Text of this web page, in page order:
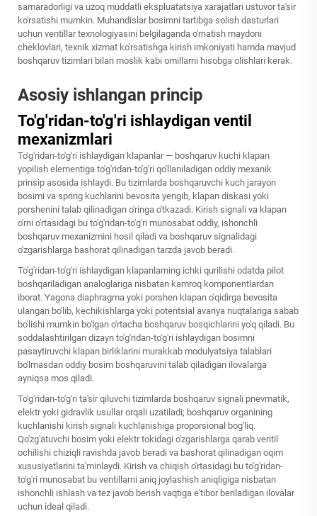
samaradorligi va uzoq muddatli ekspluatatsiya xarajatlari ustuvor ta'sir
ko'rsatishi mumkin. Muhandislar bosimni tartibga solish dasturlari
uchun ventillar texnologiyasini belgilaganda o'rnatish maydoni
cheklovlari, texnik xizmat ko'rsatishga kirish imkoniyati hamda mavjud
boshqaruv tizimlari bilan moslik kabi omillarni hisobga olishlari kerak.
Asosiy ishlangan princip
To'g'ridan-to'g'ri ishlaydigan ventil
mexanizmlari
To'g'ridan-to'g'ri ishlaydigan klapanlar — boshqaruv kuchi klapan
yopilish elementiga to'g'ridan-to'g'ri qo'llaniladigan oddiy mexanik
prinsip asosida ishlaydi. Bu tizimlarda boshqaruvchi kuch jarayon
bosimi va spring kuchlarini bevosita yengib, klapan diskasi yoki
porshenini talab qilinadigan o'ringa o'tkazadi. Kirish signali va klapan
o'rni o'rtasidagi bu to'g'ridan-to'g'ri munosabat oddiy, ishonchli
boshqaruv mexanizmini hosil qiladi va boshqaruv signalidagi
o'zgarishlarga bashorat qilinadigan tarzda javob beradi.
To'g'ridan-to'g'ri ishlaydigan klapanlarning ichki qurilishi odatda pilot
boshqariladigan analoglariga nisbatan kamroq komponentlardan
iborat. Yagona diaphragma yoki porshen klapan o'qidirga bevosita
ulangan bo'lib, kechikishlarga yoki potentsial avariya nuqtalariga sabab
bo'lishi mumkin bo'lgan o'rtacha boshqaruv bosqichlarini yo'q qiladi. Bu
soddalashtirilgan dizayn to'g'ridan-to'g'ri ishlaydigan bosimni
pasaytiruvchi klapan birliklarini murakkab modulyatsiya talablari
bo'lmasdan oddiy bosim boshqaruvini talab qiladigan ilovalarga
ayniqsa mos qiladi.
To'g'ridan-to'g'ri ta'sir qiluvchi tizimlarda boshqaruv signali pnevmatik,
elektr yoki gidravlik usullar orqali uzatiladi; boshqaruv organining
kuchlanishi kirish signali kuchlanishiga proporsional bog'liq.
Qo'zg'atuvchi bosim yoki elektr tokidagi o'zgarishlarga qarab ventil
ochilishi chiziqli ravishda javob beradi va bashorat qilinadigan oqim
xususiyatlarini ta'minlaydi. Kirish va chiqish o'rtasidagi bu to'g'ridan-
to'g'ri munosabat bu ventillarni aniq joylashish aniqligiga nisbatan
ishonchli ishlash va tez javob berish vaqtiga e'tibor beriladigan ilovalar
uchun ideal qiladi.